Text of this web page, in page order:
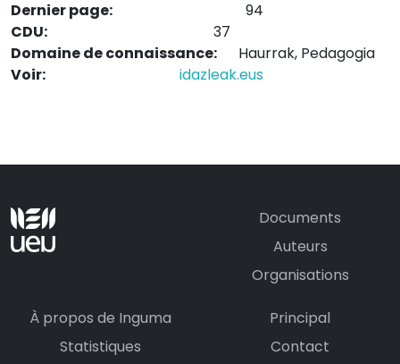
Dernier page:
94
CDU:
37
Domaine de connaissance:
Haurrak, Pedagogia
Voir:
idazleak.eus
Documents
Auteurs
Organisations
À propos de Inguma
Statistiques
Principal
Contact